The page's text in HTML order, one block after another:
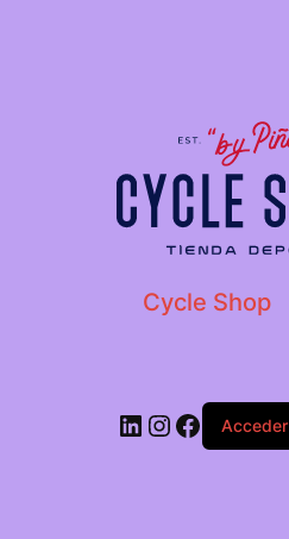
Cycle Shop
Acceder